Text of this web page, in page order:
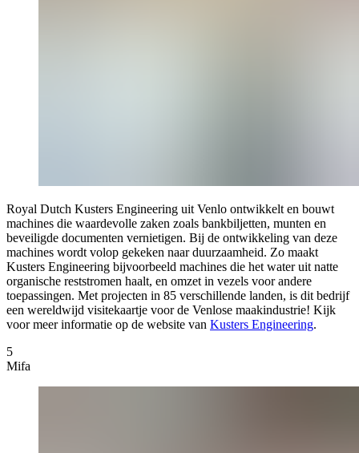
Royal Dutch Kusters Engineering uit Venlo ontwikkelt en bouwt
machines die waardevolle zaken zoals bankbiljetten, munten en
beveiligde documenten vernietigen. Bij de ontwikkeling van deze
machines wordt volop gekeken naar duurzaamheid. Zo maakt
Kusters Engineering bijvoorbeeld machines die het water uit natte
organische reststromen haalt, en omzet in vezels voor andere
toepassingen. Met projecten in 85 verschillende landen, is dit bedrijf
een wereldwijd visitekaartje voor de Venlose maakindustrie! Kijk
voor meer informatie op de website van Kusters Engineering.
5
Mifa